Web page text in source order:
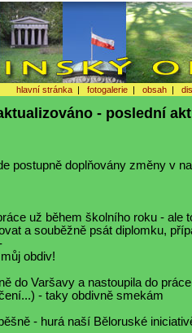
hlavní stránka| fotogalerie| obsah|
- poslední
postupně doplňovány změny v
už během školního roku - ale
a souběžně psát diplomku,
obdiv!
do Varšavy a nastoupila do
- taky obdivně smekám
- hurá naší Běloruské